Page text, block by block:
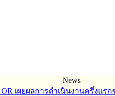
News
OR เผยผลการดำเนินงานครึ่งแร